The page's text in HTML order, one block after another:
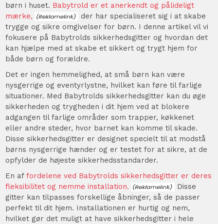
børn i huset. Babytrold er et anerkendt og pålideligt
mærke,
der har specialiseret sig i at skabe
trygge og sikre omgivelser for børn. I denne artikel vil vi
fokusere på Babytrolds sikkerhedsgitter og hvordan det
kan hjælpe med at skabe et sikkert og trygt hjem for
både børn og forældre.
Det er ingen hemmelighed, at små børn kan være
nysgerrige og eventyrlystne, hvilket kan føre til farlige
situationer. Med Babytrolds sikkerhedsgitter kan du øge
sikkerheden og trygheden i dit hjem ved at blokere
adgangen til farlige områder som trapper, køkkenet
eller andre steder, hvor barnet kan komme til skade.
Disse sikkerhedsgitter er designet specielt til at modstå
børns nysgerrige hænder og er testet for at sikre, at de
opfylder de højeste sikkerhedsstandarder.
En affordelene ved Babytrolds sikkerhedsgitter er deres
fleksibilitet og nemme installation.
Disse
gitter kan tilpasses forskellige åbninger, så de passer
perfekt til dit hjem. Installationen er hurtig og nem,
hvilket gør det muligt at have sikkerhedsgitter i hele